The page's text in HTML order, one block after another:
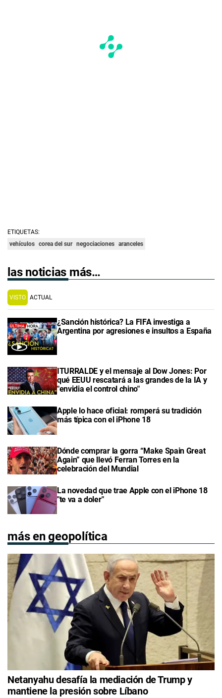
ETIQUETAS:
vehículos corea del sur negociaciones aranceles
las noticias más…
VISTO ACTUAL
¿Sanción histórica? La FIFA investiga a
Argentina por agresiones e insultos a España
ITURRALDE y el mensaje al Dow Jones: Por
qué EEUU rescatará a las grandes de la IA y
"envidia el control chino"
Apple lo hace oficial: romperá su tradición
más típica con el iPhone 18
Dónde comprar la gorra “Make Spain Great
Again” que llevó Ferran Torres en la
celebración del Mundial
La novedad que trae Apple con el iPhone 18
"te va a doler"
más en geopolítica
Netanyahu desafía la mediación de Trump y
mantiene la presión sobre Líbano